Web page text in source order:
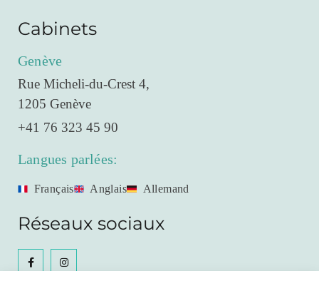
Cabinets
Genève
Rue Micheli-du-Crest 4,
1205 Genève
+41 76 323 45 90
Langues parlées:
Français Anglais Allemand
Réseaux sociaux